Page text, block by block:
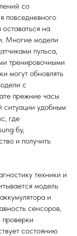
со
повседневного
оставаться на
Многие модели
пульса,
тренировочными
могут обновлять
с
прежние часы
ситуации удобным
где
бу,
и получить
техники и
модель
и
сенсоров,
состоянию